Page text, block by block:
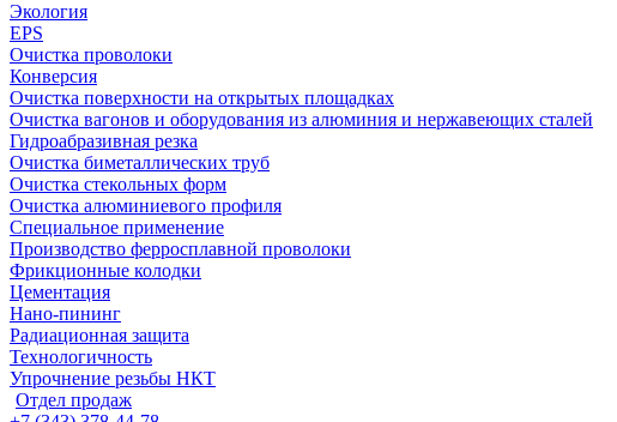
Экология
EPS
Очистка проволоки
Конверсия
Очистка поверхности на открытых площадках
Очистка вагонов и оборудования из алюминия и нержавеющих сталей
Гидроабразивная резка
Очистка биметаллических труб
Очистка стекольных форм
Очистка алюминиевого профиля
Специальное применение
Производство ферросплавной проволоки
Фрикционные колодки
Цементация
Нано-пининг
Радиационная защита
Технологичность
Упрочнение резьбы НКТ
Отдел продаж